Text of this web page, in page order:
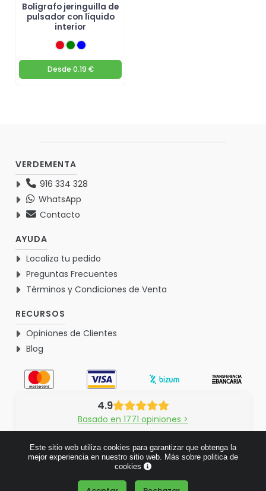
Bolígrafo jeringuilla de
pulsador con líquido
interior
Desde 0.19 €
VERDEMENTA
916 334 328
WhatsApp
Contacto
AYUDA
Localiza tu pedido
Preguntas Frecuentes
Términos y Condiciones de Venta
RECURSOS
Opiniones de Clientes
Blog
4.9
Basado en 1771 opiniones >
© 2026 Verdementa.es - Todos los derechos reservados.
Este sitio web utiliza cookies para garantizar que obtenga la
mejor experiencia en nuestro sitio web. Más sobre politica de
cookies